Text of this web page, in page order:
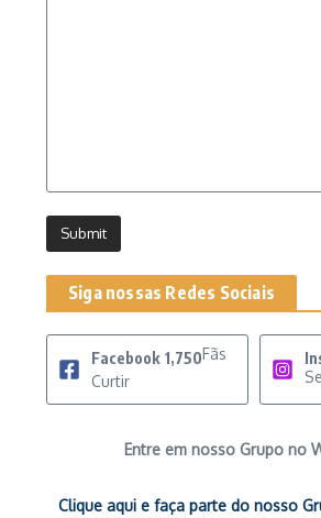
Siga nossas Redes Sociais
Facebook 1,750Fãs
Curtir
Entre em nosso Grupo no
Clique aqui e faça parte do nosso